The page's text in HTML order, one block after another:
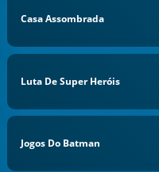
Casa Assombrada
Luta De Super Heróis
Jogos Do Batman